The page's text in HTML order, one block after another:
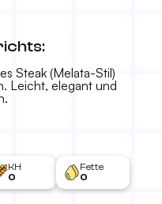
Steak (Melata-Stil)
Leicht, elegant und
KH
0
Fette
0